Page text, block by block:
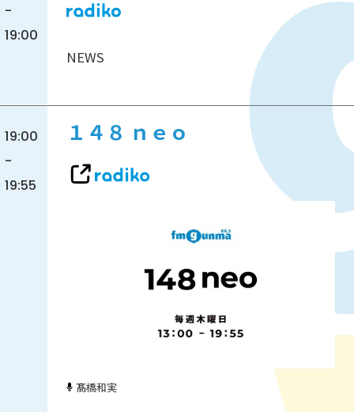
-
19:00
NEWS
19:00
-
19:55
１４８ ｎｅｏ
髙橋和実